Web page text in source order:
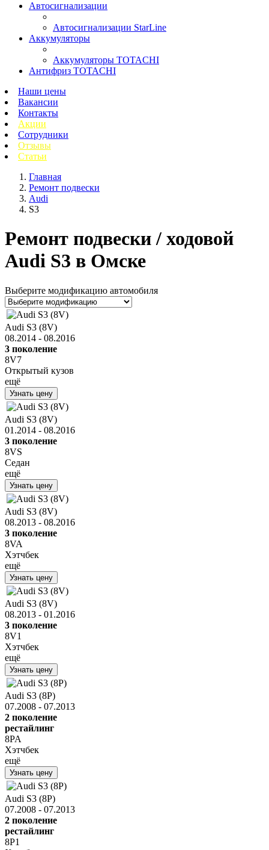
Автосигнализации
Автосигнализации StarLine
Аккумуляторы
Аккумуляторы TOTACHI
Антифриз TOTACHI
Наши цены
Вакансии
Контакты
Акции
Сотрудники
Отзывы
Статьи
Главная
Ремонт подвески
Audi
S3
Ремонт подвески / ходовой
Audi S3 в Омске
Выберите модификацию автомобиля
Audi S3 (8V)
08.2014 - 08.2016
3 поколение
8V7
Открытый кузов
ещё
Узнать цену
Audi S3 (8V)
01.2014 - 08.2016
3 поколение
8VS
Седан
ещё
Узнать цену
Audi S3 (8V)
08.2013 - 08.2016
3 поколение
8VA
Хэтчбек
ещё
Узнать цену
Audi S3 (8V)
08.2013 - 01.2016
3 поколение
8V1
Хэтчбек
ещё
Узнать цену
Audi S3 (8P)
07.2008 - 07.2013
2 поколение
рестайлинг
8PA
Хэтчбек
ещё
Узнать цену
Audi S3 (8P)
07.2008 - 07.2013
2 поколение
рестайлинг
8P1